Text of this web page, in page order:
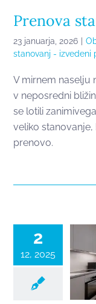
Prenova
23 januarja, 2026
stanovanj - izvedeni
V mirnem naselju
v neposredni
se lotili
veliko
prenovo.
2
12, 2025